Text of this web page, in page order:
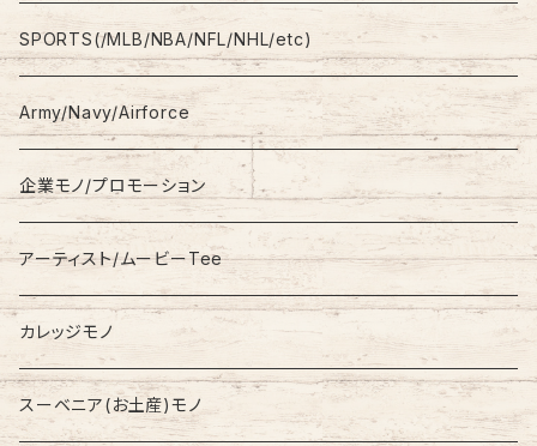
L/S
S/S
Sweatshirt
Hoodie
Fleece
Knit/Sweater
Jacket
Nylon Jacket
Shorts
adidas
Champion
Carhartt
Columbia
NAUTICA
NIKE
SPORTS(/MLB/NBA/NFL/NHL/etc)
Army/Navy/Airforce
企業モノ/プロモーション
アーティスト/ムービーTee
カレッジモノ
スーベニア(お土産)モノ